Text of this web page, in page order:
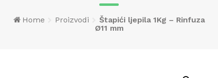
Home Proizvodi
Štapići ljepila 1Kg – Rinfuza
Ø11 mm